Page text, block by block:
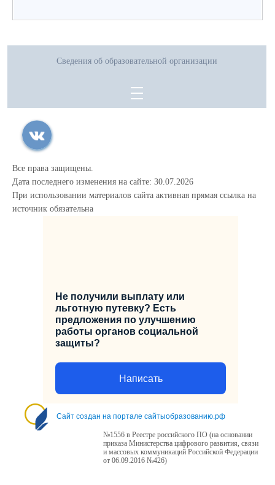
Сведения об образовательной организации
Все права защищены.
Дата последнего изменения на сайте: 30.07.2026
При использовании материалов сайта активная прямая ссылка на
источник обязательна
Не получили выплату или
льготную путевку? Есть
предложения по улучшению
работы органов социальной
защиты?
Написать
Сайт создан на портале сайтыобразованию.рф
№1556 в Реестре российского ПО (на основании
приказа Министерства цифрового развития, связи
и массовых коммуникаций Российской Федерации
от 06.09.2016 №426)